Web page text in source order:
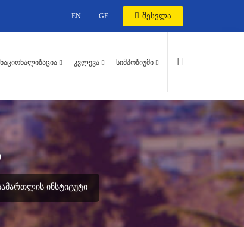
EN GE შესვლა
ᲙᲕᲚᲔᲕᲐ ᲡᲘᲛᲞᲝᲖᲘᲣᲛᲘ
ᲘᲜᲡᲢᲘᲢᲣᲢᲘ